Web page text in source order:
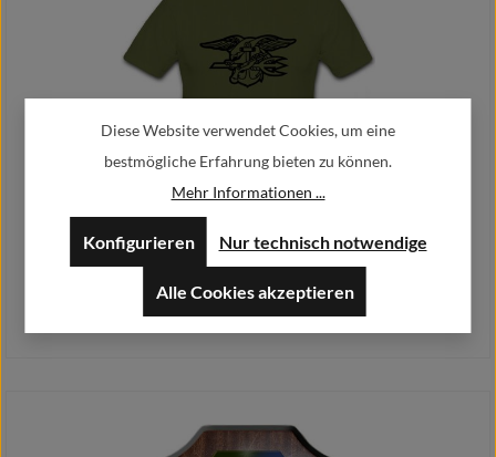
Regulärer Preis:
Ab29,90 €
Details
Diese Website verwendet Cookies, um eine
bestmögliche Erfahrung bieten zu können.
Mehr Informationen ...
Nur technisch notwendige
Konfigurieren
Alle Cookies akzeptieren